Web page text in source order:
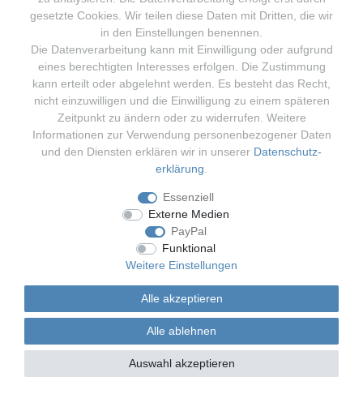
Sofern sich aus den sonstigen Informationen dieser Erklärung
über spezifische Verarbeitungssituationen nichts anderes ergibt,
werden gespeicherte personenbezogene Daten im Übrigen dann
gelöscht, wenn sie für die Zwecke, für die sie erhoben oder auf
sonstige Weise verarbeitet wurden, nicht mehr notwendig sind.
Stand: 28.01.2025, 23:28:44 Uhr
*Alle Preise verstehen sich zzgl. gesetzlicher MwSt. und
gesetzte Cookies. Wir teilen diese Daten mit Dritten, die wir
in den Einstellungen benennen.
Die Datenverarbeitung kann mit Einwilligung oder aufgrund
eines berechtigten Interesses erfolgen. Die Zustimmung
kann erteilt oder abgelehnt werden. Es besteht das Recht,
nicht einzuwilligen und die Einwilligung zu einem späteren
Zeitpunkt zu ändern oder zu widerrufen. Weitere
Informationen zur Verwendung personenbezogener Daten
und den Diensten erklären wir in unserer Daten­schutz­
erklärung
Essenziell
Externe Medien
PayPal
Funktional
Weitere Einstellungen
Alle akzeptieren
Alle ablehnen
Auswahl akzeptieren